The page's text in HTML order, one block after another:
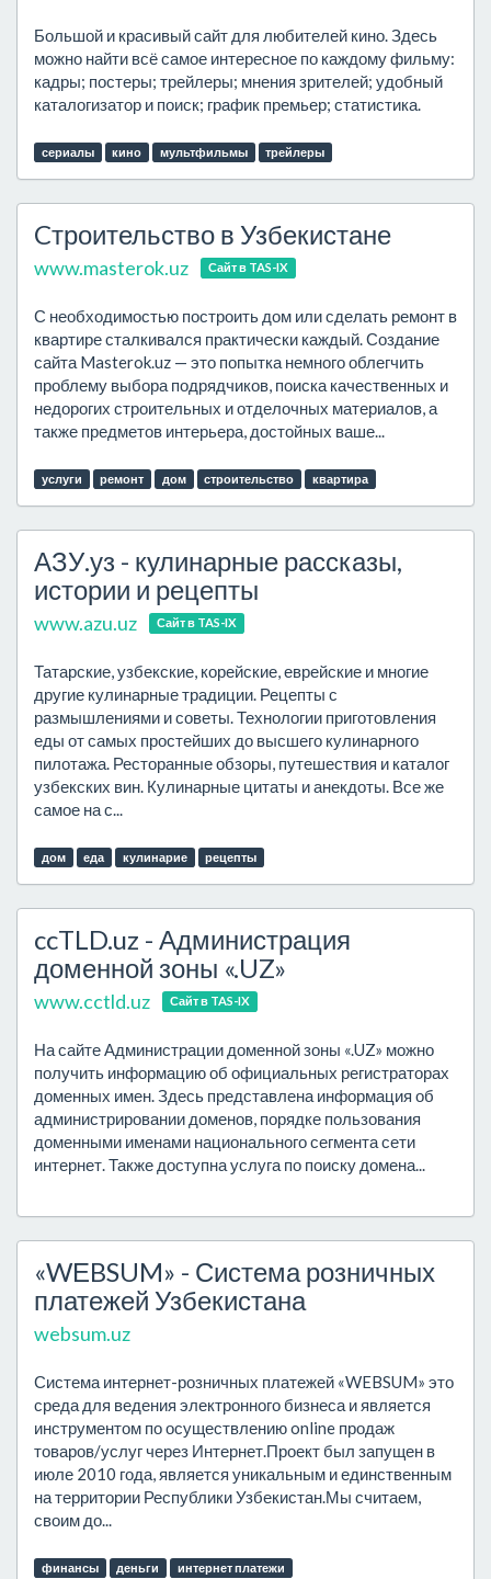
Большой и красивый сайт для любителей кино. Здесь
можно найти всё самое интересное по каждому фильму:
кадры; постеры; трейлеры; мнения зрителей; удобный
каталогизатор и поиск; график премьер; статистика.
сериалы кино мультфильмы трейлеры
Cтроительство в Узбекистане
www.masterok.uz Сайт в TAS-IX
С необходимостью построить дом или сделать ремонт в
квартире сталкивался практически каждый. Создание
сайта Masterok.uz — это попытка немного облегчить
проблему выбора подрядчиков, поиска качественных и
недорогих строительных и отделочных материалов, а
также предметов интерьера, достойных ваше...
услуги ремонт дом строительство квартира
АЗУ.уз - кулинарные рассказы,
истории и рецепты
www.azu.uz Сайт в TAS-IX
Татарские, узбекские, корейские, еврейские и многие
другие кулинарные традиции. Рецепты с
размышлениями и советы. Технологии приготовления
еды от самых простейших до высшего кулинарного
пилотажа. Ресторанные обзоры, путешествия и каталог
узбекских вин. Кулинарные цитаты и анекдоты. Все же
самое на с...
дом еда кулинарие рецепты
ccTLD.uz - Администрация
доменной зоны «.UZ»
www.cctld.uz Сайт в TAS-IX
На сайте Администрации доменной зоны «.UZ» можно
получить информацию об официальных регистраторах
доменных имен. Здесь представлена информация об
администрировании доменов, порядке пользования
доменными именами национального сегмента сети
интернет. Также доступна услуга по поиску домена...
«WЕBSUM» - Система розничных
платежей Узбекистана
websum.uz
Система интернет-розничных платежей «WEBSUM» это
среда для ведения электронного бизнеса и является
инструментом по осуществлению online продаж
товаров/услуг через Интернет.Проект был запущен в
июле 2010 года, является уникальным и единственным
на территории Республики Узбекистан.Мы считаем,
своим до...
финансы деньги интернет платежи